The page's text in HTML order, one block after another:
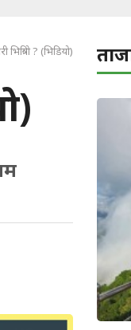
? (भिडियो)